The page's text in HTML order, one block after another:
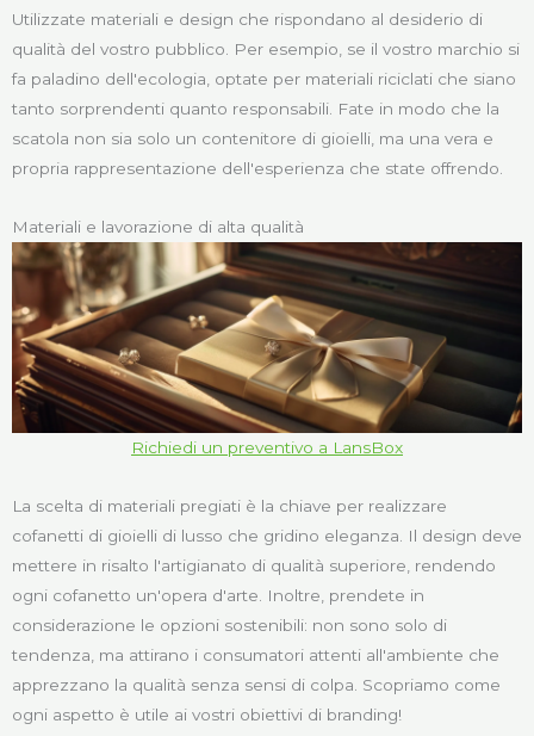
Utilizzate materiali e design che rispondano al desiderio di
qualità del vostro pubblico. Per esempio, se il vostro marchio si
fa paladino dell'ecologia, optate per materiali riciclati che siano
tanto sorprendenti quanto responsabili. Fate in modo che la
scatola non sia solo un contenitore di gioielli, ma una vera e
propria rappresentazione dell'esperienza che state offrendo.
Materiali e lavorazione di alta qualità
Richiedi un preventivo a LansBox
La scelta di materiali pregiati è la chiave per realizzare
cofanetti di gioielli di lusso che gridino eleganza. Il design deve
mettere in risalto l'artigianato di qualità superiore, rendendo
ogni cofanetto un'opera d'arte. Inoltre, prendete in
considerazione le opzioni sostenibili: non sono solo di
tendenza, ma attirano i consumatori attenti all'ambiente che
apprezzano la qualità senza sensi di colpa. Scopriamo come
ogni aspetto è utile ai vostri obiettivi di branding!